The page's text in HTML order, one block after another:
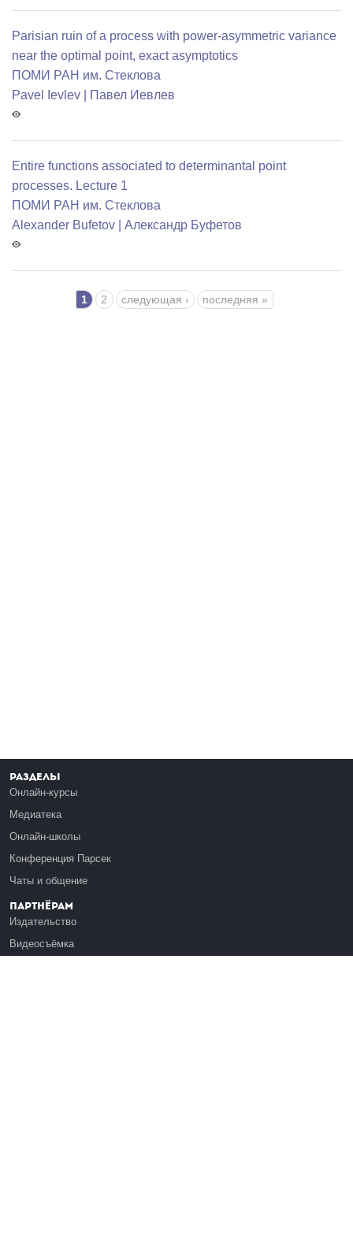
Parisian ruin of a process with power-asymmetric variance
near the optimal point, exact asymptotics
ПОМИ РАН им. Стеклова
Pavel Ievlev | Павел Иевлев
Entire functions associated to determinantal point
processes. Lecture 1
ПОМИ РАН им. Стеклова
Alexander Bufetov | Александр Буфетов
1 2 следующая › последняя »
Разделы
Онлайн-курсы
Медиатека
Онлайн-школы
Конференция Парсек
Чаты и общение
Партнёрам
Издательство
Видеосъёмка